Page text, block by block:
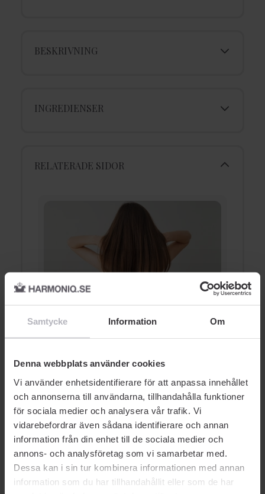
Samtycke Information Om
Denna webbplats använder cookies
Vi använder enhetsidentifierare för att anpassa innehållet
och annonserna till användarna, tillhandahålla funktioner
för sociala medier och analysera vår trafik. Vi
vidarebefordrar även sådana identifierare och annan
information från din enhet till de sociala medier och
annons- och analysföretag som vi samarbetar med.
Dessa kan i sin tur kombinera informationen med annan
information som du har tillhandahållit eller som de har
BESKRIVNING
INGREDIENSER
RELATERADE SIDOR
5 saker som påverkar din
AUKTORISERAD ÅTERFÖRSÄLJARE